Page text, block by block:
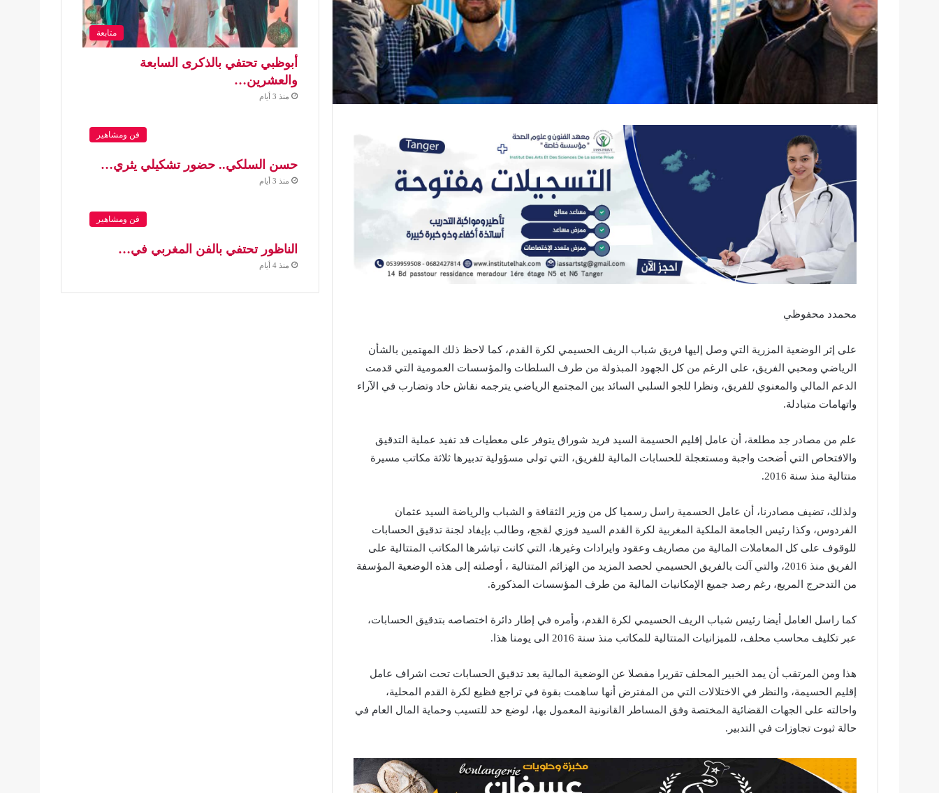
محمدد محفوظي
على إثر الوضعية المزرية التي وصل إليها فريق شباب الريف الحسيمي لكرة القدم، كما لاحظ ذلك المهتمين بالشأن
الرياضي ومحبي الفريق، على الرغم من كل الجهود المبذولة من طرف السلطات والمؤسسات العمومية التي قدمت
الدعم المالي والمعنوي للفريق، ونظرا للجو السلبي السائد بين المجتمع الرياضي يترجمه نقاش حاد وتضارب في الآراء
واتهامات متبادلة.
علم من مصادر جد مطلعة، أن عامل إقليم الحسيمة السيد فريد شوراق يتوفر على معطيات قد تفيد عملية التدقيق
والافتحاص التي أضحت واجبة ومستعجلة للحسابات المالية للفريق، التي تولى مسؤولية تدبيرها ثلاثة مكاتب مسيرة
متتالية منذ سنة 2016.
ولذلك، تضيف مصادرنا، أن عامل الحسمية راسل رسميا كل من وزير الثقافة و الشباب والرياضة السيد عثمان
الفردوس، وكذا رئيس الجامعة الملكية المغربية لكرة القدم السيد فوزي لقجع، وطالب بإيفاد لجنة تدقيق الحسابات
للوقوف على كل المعاملات المالية من مصاريف وعقود وايرادات وغيرها، التي كانت تباشرها المكاتب المتتالية على
الفريق منذ 2016، والتي آلت بالفريق الحسيمي لحصد المزيد من الهزائم المتتالية ، أوصلته إلى هذه الوضعية المؤسفة
من التدحرج المريع، رغم رصد جميع الإمكانيات المالية من طرف المؤسسات المذكورة.
كما راسل العامل أيضا رئيس شباب الريف الحسيمي لكرة القدم، وأمره في إطار دائرة اختصاصه بتدقيق الحسابات،
عبر تكليف محاسب محلف، للميزانيات المتتالية للمكاتب منذ سنة 2016 الى يومنا هذا.
هذا ومن المرتقب أن يمد الخبير المحلف تقريرا مفصلا عن الوضعية المالية بعد تدقيق الحسابات تحت اشراف عامل
إقليم الحسيمة، والنظر في الاختلالات التي من المفترض أنها ساهمت بقوة في تراجع فظيع لكرة القدم المحلية،
واحالته على الجهات القضائية المختصة وفق المساطر القانونية المعمول بها، لوضع حد للتسيب وحماية المال العام في
حالة ثبوت تجاوزات في التدبير.
متابعة
أبوظبي تحتفي بالذكرى السابعة
والعشرين…
منذ 3 أيام
فن ومشاهير
حسن السلكي.. حضور تشكيلي يثري…
منذ 3 أيام
فن ومشاهير
الناظور تحتفي بالفن المغربي في…
منذ 4 أيام